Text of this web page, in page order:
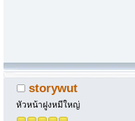
storywut
หัวหน้าฝูงหมีใหญ่